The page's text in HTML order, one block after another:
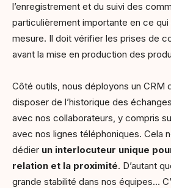
l’enregistrement et du suivi des
particulièrement importante en ce
mesure. Il doit vérifier les prises de
avant la mise en production des
Côté outils, nous déployons un CRM
disposer de l’historique des
avec nos collaborateurs, y compris
avec nos lignes téléphoniques. Cela
dédier un interlocuteur unique
relation et la proximité. D’autant
grande stabilité dans nos équipes…